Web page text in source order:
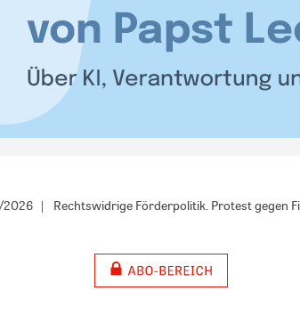
2026 Rechtswidrige Förderpolitik. Protest gegen